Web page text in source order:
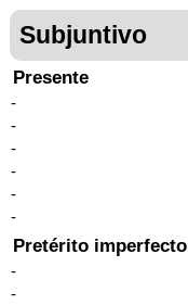
Subjuntivo
Presente
-
-
-
-
-
-
Pretérito imperfecto
-
-